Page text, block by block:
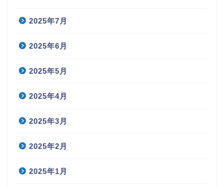
2025年7月
2025年6月
2025年5月
2025年4月
2025年3月
2025年2月
2025年1月